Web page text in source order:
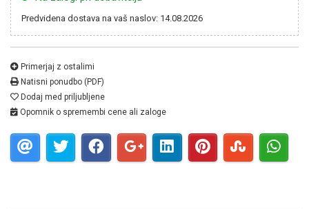
Predvidena dostava na vaš naslov: 14.08.2026
Primerjaj z ostalimi
Natisni ponudbo (PDF)
Dodaj med priljubljene
Opomnik o spremembi cene ali zaloge